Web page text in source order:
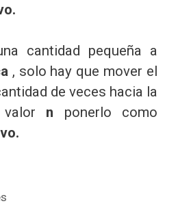
cantidad pequeña a
, solo hay que mover el
de veces hacia la
n ponerlo como